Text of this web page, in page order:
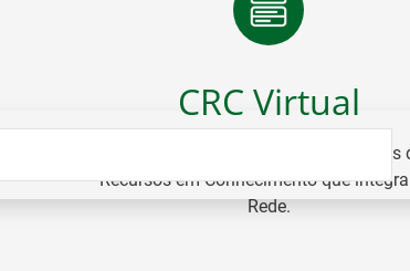
CRC Virtual
Plataforma colaborativa dos Centros
Recursos em Conhecimento que
Rede.